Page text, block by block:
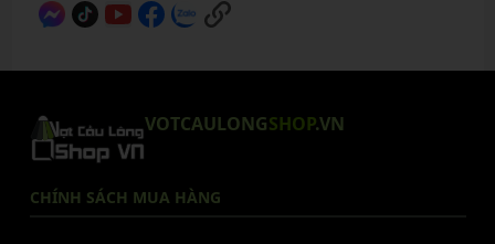
VOTCAULONGSHOP.VN
CHÍNH SÁCH MUA HÀNG